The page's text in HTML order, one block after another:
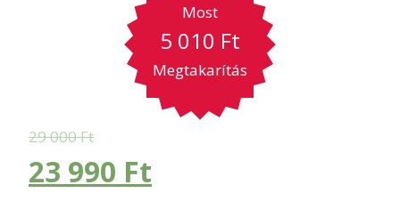
Most
5 010 Ft
Megtakarítás
29 000Ft
23 990 Ft